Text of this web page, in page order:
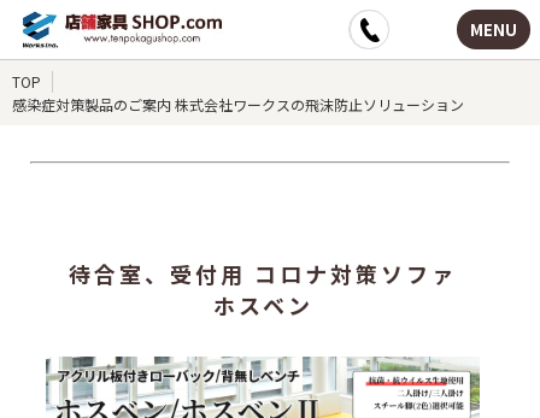
MENU
TOP
感染症対策製品のご案内 株式会社ワークスの飛沫防止ソリューション
待合室、受付用 コロナ対策ソファ
ホスベン